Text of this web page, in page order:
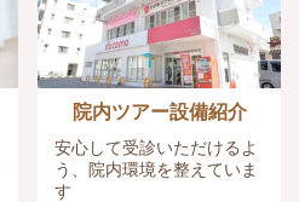
院内ツアー設備紹介
安心して受診いただけるよ
う、院内環境を整えていま
す